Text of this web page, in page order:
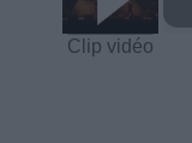
Clip vidéo